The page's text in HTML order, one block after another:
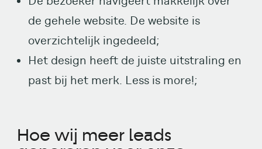
de gehele website. De website is
overzichtelijk ingedeeld;
Het design heeft de juiste uitstraling en
past bij het merk. Less is more!;
Hoe wij meer leads